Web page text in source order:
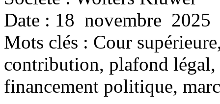
Date : 18 novembre 2025
Mots clés : Cour
contribution, plafond
financement politique,